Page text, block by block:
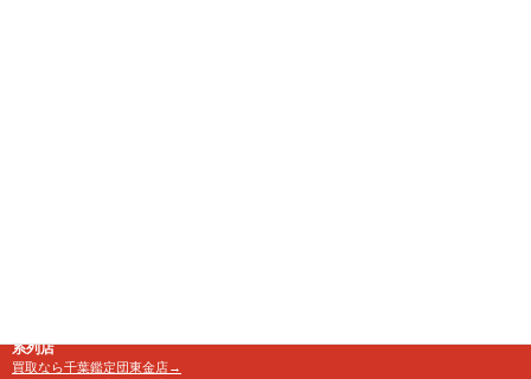
系列店
買取なら千葉鑑定団東金店→